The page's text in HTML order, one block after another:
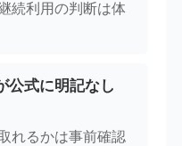
続利用の判断は体
公式に明記なし
れるかは事前確認